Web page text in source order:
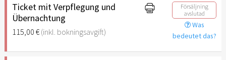
Ticket mit Verpflegung und
Übernachtung
115,00 €(inkl. bokningsavgift)
Försäljning
avslutad
Was
bedeutet das?